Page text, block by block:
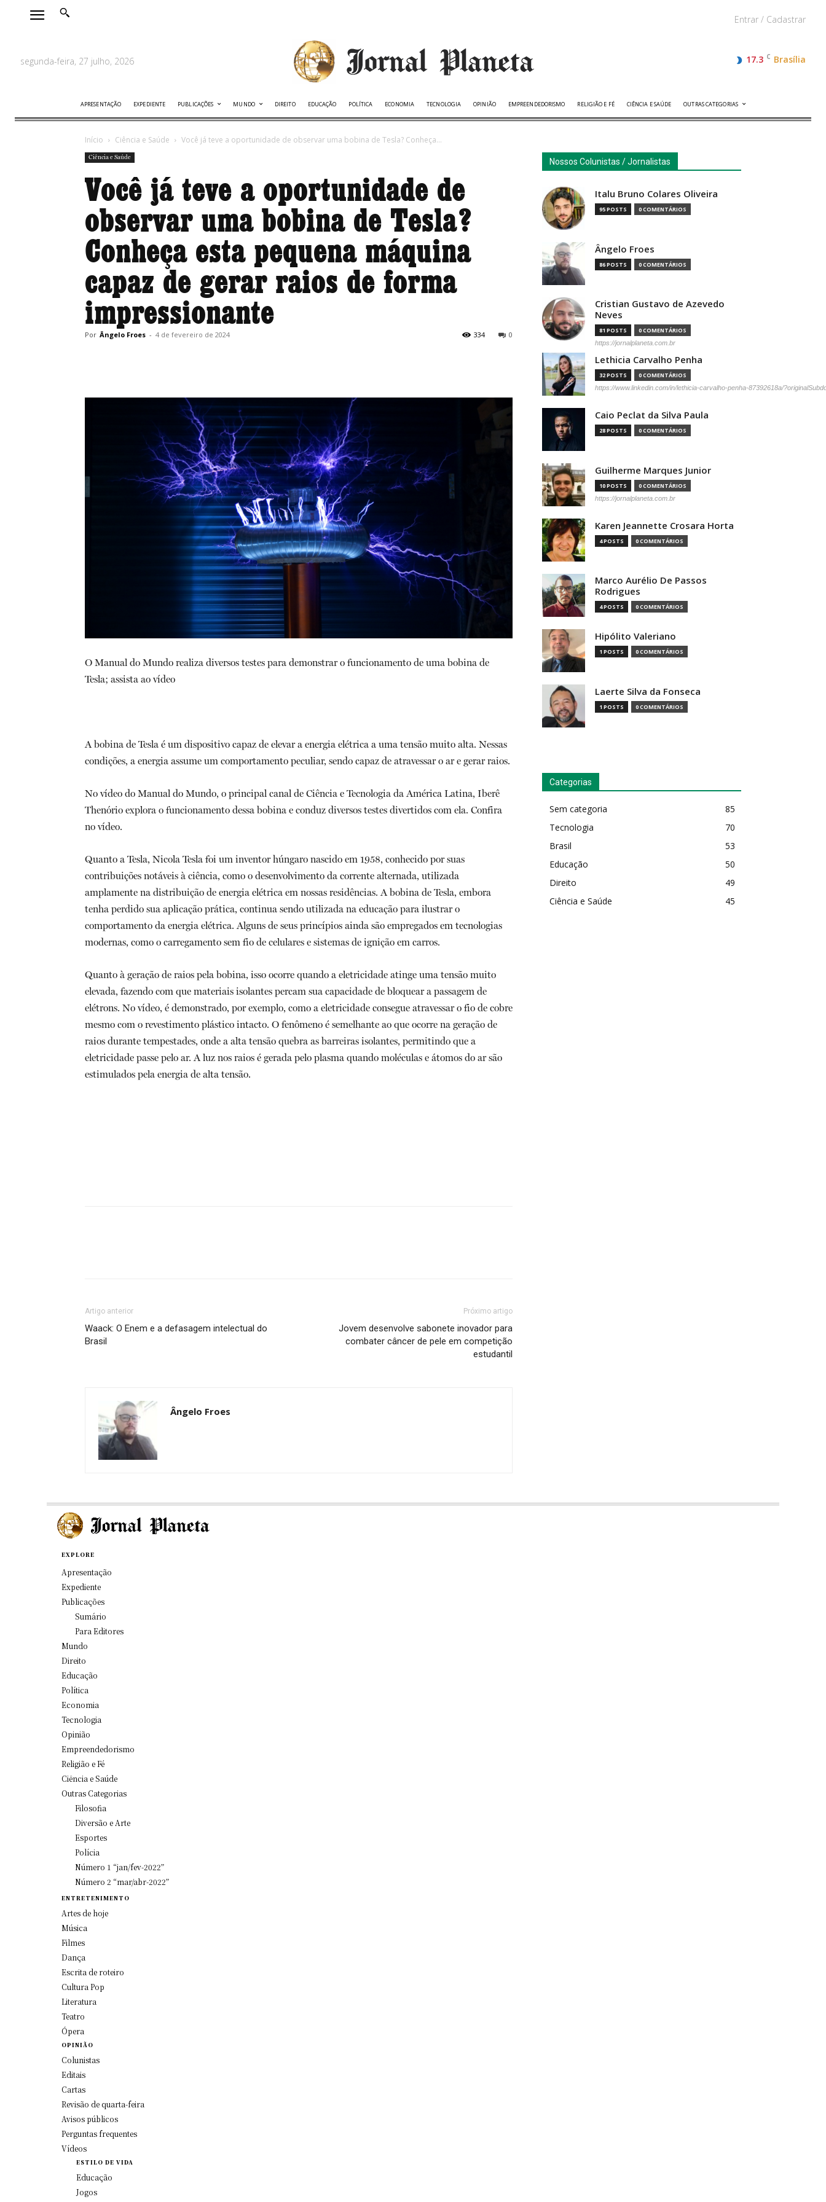
Entrar / Cadastrar
segunda-feira, 27 julho, 2026 17.3 C Brasília
APRESENTAÇÃO EXPEDIENTE PUBLICAÇÕES MUNDO DIREITO EDUCAÇÃO POLÍTICA ECONOMIA TECNOLOGIA OPINIÃO EMPREENDEDORISMO RELIGIÃO E FÉ CIÊNCIA E SAÚDE OUTRAS CATEGORIAS
Início Ciência e Saúde Você já teve a oportunidade de observar uma bobina de Tesla? Conheça...
Ciência e Saúde
Você já teve a oportunidade de
observar uma bobina de Tesla?
Conheça esta pequena máquina
capaz de gerar raios de forma
impressionante
Por Ângelo Froes - 4 de fevereiro de 2024 0
334
O Manual do Mundo realiza diversos testes para demonstrar o funcionamento de uma bobina de
Tesla; assista ao vídeo
A bobina de Tesla é um dispositivo capaz de elevar a energia elétrica a uma tensão muito alta. Nessas
condições, a energia assume um comportamento peculiar, sendo capaz de atravessar o ar e gerar raios.
No vídeo do Manual do Mundo, o principal canal de Ciência e Tecnologia da América Latina, Iberê
Thenório explora o funcionamento dessa bobina e conduz diversos testes divertidos com ela. Confira
no vídeo.
Quanto a Tesla, Nicola Tesla foi um inventor húngaro nascido em 1958, conhecido por suas
contribuições notáveis à ciência, como o desenvolvimento da corrente alternada, utilizada
amplamente na distribuição de energia elétrica em nossas residências. A bobina de Tesla, embora
tenha perdido sua aplicação prática, continua sendo utilizada na educação para ilustrar o
comportamento da energia elétrica. Alguns de seus princípios ainda são empregados em tecnologias
modernas, como o carregamento sem fio de celulares e sistemas de ignição em carros.
Quanto à geração de raios pela bobina, isso ocorre quando a eletricidade atinge uma tensão muito
elevada, fazendo com que materiais isolantes percam sua capacidade de bloquear a passagem de
elétrons. No vídeo, é demonstrado, por exemplo, como a eletricidade consegue atravessar o fio de cobre
mesmo com o revestimento plástico intacto. O fenômeno é semelhante ao que ocorre na geração de
raios durante tempestades, onde a alta tensão quebra as barreiras isolantes, permitindo que a
eletricidade passe pelo ar. A luz nos raios é gerada pelo plasma quando moléculas e átomos do ar são
estimulados pela energia de alta tensão.
Artigo anterior
Waack: O Enem e a defasagem intelectual do
Brasil
Próximo artigo
Jovem desenvolve sabonete inovador para
combater câncer de pele em competição
estudantil
Ângelo Froes
Nossos Colunistas / Jornalistas
Italu Bruno Colares Oliveira
95 POSTS 0 COMENTÁRIOS
Ângelo Froes
86 POSTS 0 COMENTÁRIOS
Cristian Gustavo de Azevedo
Neves
81 POSTS 0 COMENTÁRIOS
https://jornalplaneta.com.br
Lethicia Carvalho Penha
32 POSTS 0 COMENTÁRIOS
https://www.linkedin.com/in/lethicia-carvalho-penha-87392618a/
Caio Peclat da Silva Paula
28 POSTS 0 COMENTÁRIOS
Guilherme Marques Junior
10 POSTS 0 COMENTÁRIOS
https://jornalplaneta.com.br
Karen Jeannette Crosara Horta
4 POSTS 0 COMENTÁRIOS
Marco Aurélio De Passos
Rodrigues
4 POSTS 0 COMENTÁRIOS
Hipólito Valeriano
1 POSTS 0 COMENTÁRIOS
Laerte Silva da Fonseca
1 POSTS 0 COMENTÁRIOS
Categorias
Sem categoria
85
Tecnologia
70
Brasil
53
Educação
50
Direito
49
Ciência e Saúde
45
EXPLORE
Apresentação
Expediente
Publicações
Sumário
Para Editores
Mundo
Direito
Educação
Política
Economia
Tecnologia
Opinião
Empreendedorismo
Religião e Fé
Ciência e Saúde
Outras Categorias
Filosofia
Diversão e Arte
Esportes
Polícia
Número 1 “jan/fev-2022”
Número 2 “mar/abr-2022”
ENTRETENIMENTO
Artes de hoje
Música
Filmes
Dança
Escrita de roteiro
Cultura Pop
Literatura
Teatro
Ópera
OPINIÃO
Colunistas
Editais
Cartas
Revisão de quarta-feira
Avisos públicos
Perguntas frequentes
Vídeos
ESTILO DE VIDA
Educação
Jogos